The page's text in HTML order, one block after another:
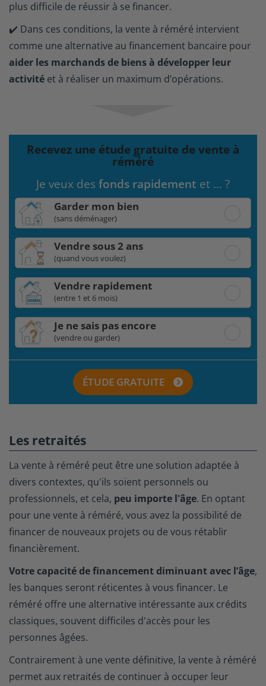
plus difficile de réussir à se financer.
✔️ Dans ces conditions, la vente à réméré intervient
comme une alternative au financement bancaire pour
aider les marchands de biens à développer leur
activité et à réaliser un maximum d’opérations.
Recevez une étude gratuite de vente à
réméré
Je veux des fonds rapidement et ... ?
Garder mon bien
(sans déménager)
Vendre sous 2 ans
(quand vous voulez)
Vendre rapidement
(entre 1 et 6 mois)
Je ne sais pas encore
(vendre ou garder)
ÉTUDE GRATUITE
Les retraités
La vente à réméré peut être une solution adaptée à
divers contextes, qu'ils soient personnels ou
professionnels, et cela, peu importe l'âge. En optant
pour une vente à réméré, vous avez la possibilité de
financer de nouveaux projets ou de vous rétablir
financièrement.
Votre capacité de financement diminuant avec l’âge,
les banques seront réticentes à vous financer. Le
réméré offre une alternative intéressante aux crédits
classiques, souvent difficiles d'accès pour les
personnes âgées.
Contrairement à une vente définitive, la vente à réméré
permet aux retraités de continuer à occuper leur